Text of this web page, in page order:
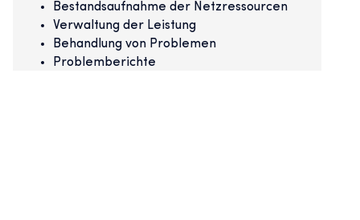
Bestandsaufnahme der Netzressourcen
Verwaltung der Leistung
Behandlung von Problemen
Problemberichte